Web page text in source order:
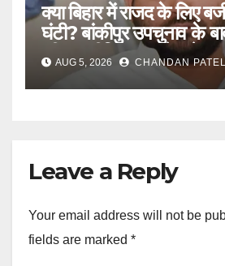
क्या बिहार में राजद के लिए
घंटी? बांकीपुर उपचुनाव के
की राजनीति पर उठने लगे
AUG 5, 2026 CHANDAN
Leave a Reply
Your email address will not be
fields are marked *